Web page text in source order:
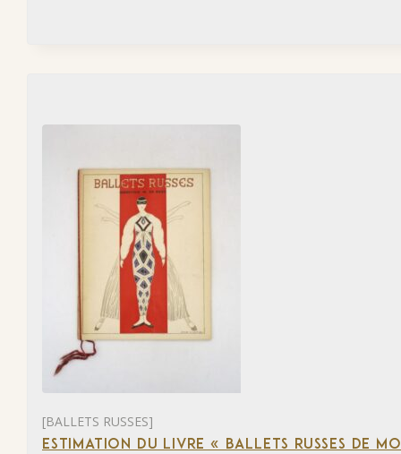
[BALLETS RUSSES]
ESTIMATION DU LIVRE « BALLETS RUSSES DE